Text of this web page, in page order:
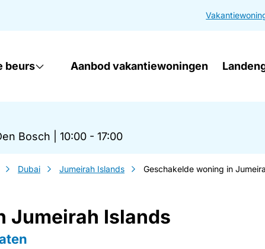
beurs Aanbod vakantiewoningen
Bosch 10:00 - 17:00
Dubai Jumeirah Islands Geschakelde woning in
Jumeirah Islands